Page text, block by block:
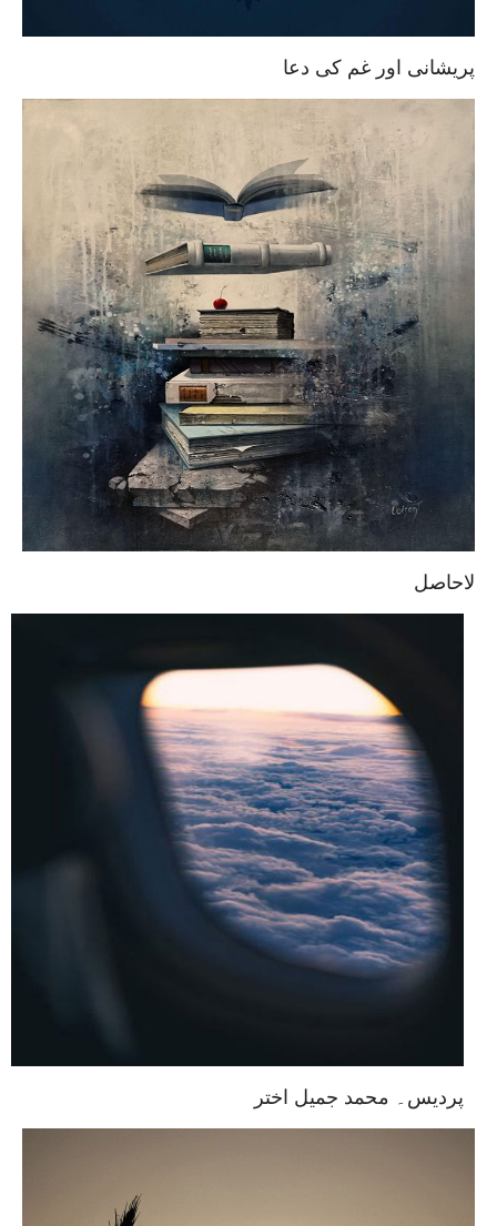
پریشانی اور غم کی دعا
لاحاصل
پردیس۔ محمد جمیل اختر